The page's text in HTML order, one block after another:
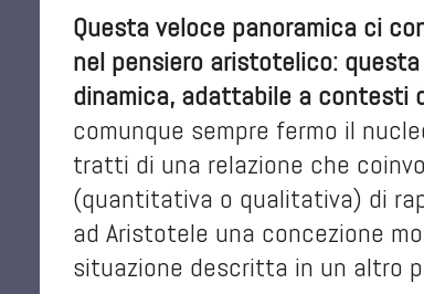
Questa veloce panoramica ci
nel pensiero aristotelico:
dinamica, adattabile a contesti
comunque sempre fermo il
tratti di una relazione che
(quantitativa o qualitativa) di
ad Aristotele una concezione
situazione descritta in un altro